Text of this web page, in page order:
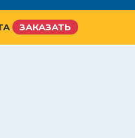
ЗАКАЗАТЬ